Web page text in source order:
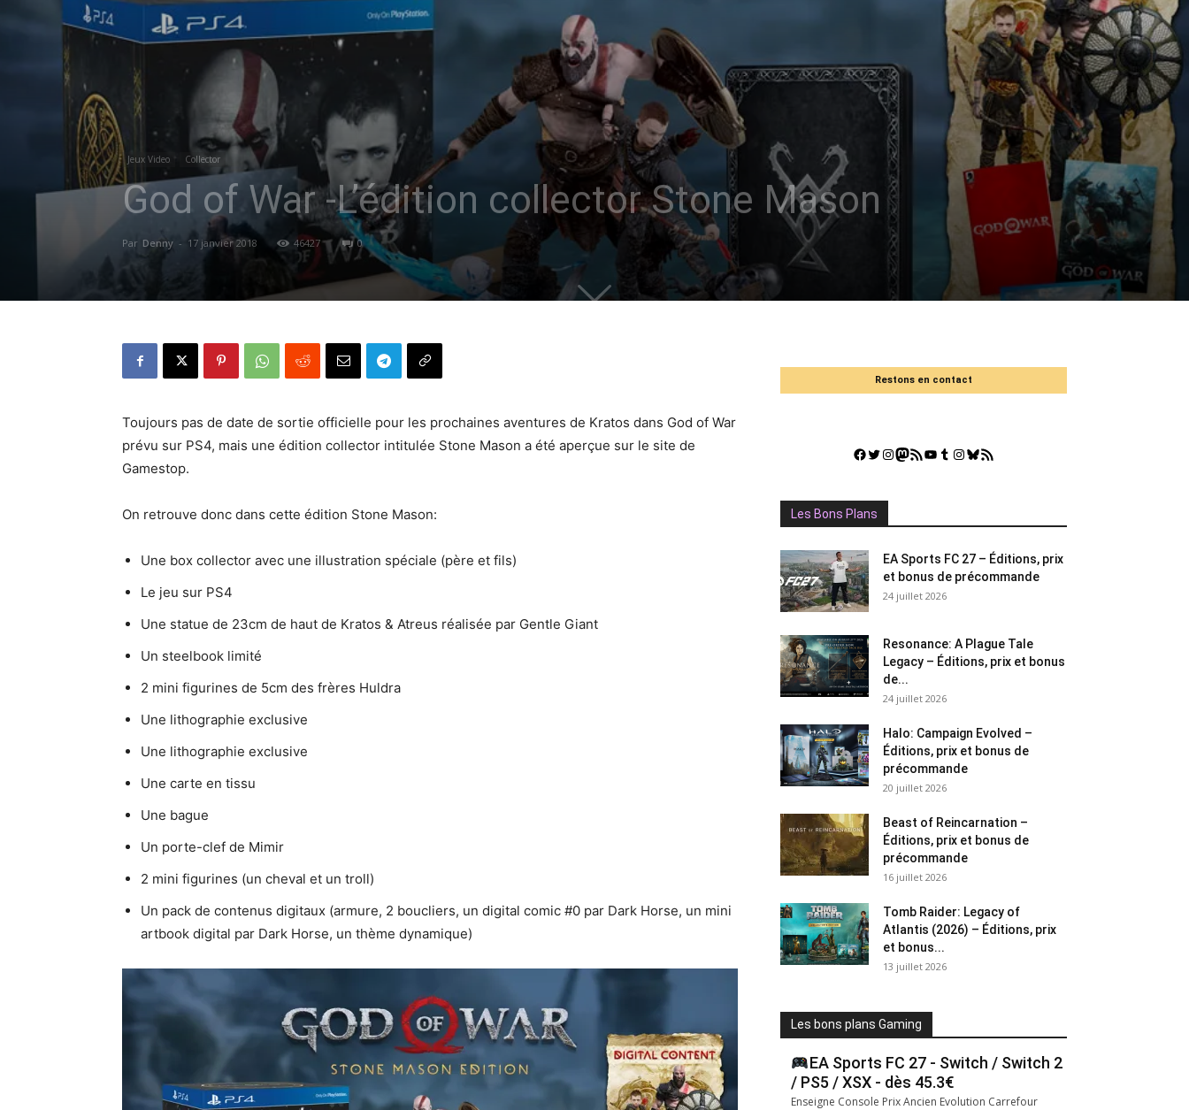
Jeux Video Collector
God of War -L’édition collector Stone Mason
Par Denny - 17 janvier 2018 46427 0
Toujours pas de date de sortie officielle pour les prochaines aventures de Kratos dans God of War
prévu sur PS4, mais une édition collector intitulée Stone Mason a été aperçue sur le site de
Gamestop.
On retrouve donc dans cette édition Stone Mason:
Une box collector avec une illustration spéciale (père et fils)
Le jeu sur PS4
Une statue de 23cm de haut de Kratos & Atreus réalisée par Gentle Giant
Un steelbook limité
2 mini figurines de 5cm des frères Huldra
Une lithographie exclusive
Une lithographie exclusive
Une carte en tissu
Une bague
Un porte-clef de Mimir
2 mini figurines (un cheval et un troll)
Un pack de contenus digitaux (armure, 2 boucliers, un digital comic #0 par Dark Horse, un mini
artbook digital par Dark Horse, un thème dynamique)
Restons en contact
Facebook
Twitter
Instagram
Mastodon
Flux RSSYouTube
Tumblr
Instagram
Bluesky
GestGame
Les Bons Plans
EA Sports FC 27 – Éditions, prix
et bonus de précommande
24 juillet 2026
Resonance: A Plague Tale
Legacy – Éditions, prix et bonus
de...
24 juillet 2026
Halo: Campaign Evolved –
Éditions, prix et bonus de
précommande
20 juillet 2026
Beast of Reincarnation –
Éditions, prix et bonus de
précommande
16 juillet 2026
Tomb Raider: Legacy of
Atlantis (2026) – Éditions, prix
et bonus...
13 juillet 2026
Les bons plans Gaming
EA Sports FC 27 - Switch / Switch 2
/ PS5 / XSX - dès 45.3€
Enseigne Console Prix Ancien Evolution Carrefour